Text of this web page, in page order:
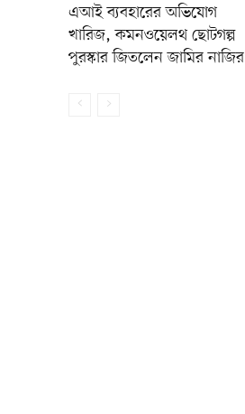
এআই ব্যবহারের অভিযোগ
খারিজ, কমনওয়েলথ ছোটগল্প
পুরস্কার জিতলেন জামির নাজির